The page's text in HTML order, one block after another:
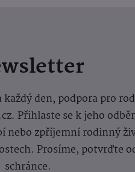
den, podpora pro
Přihlaste se k jeho
nebo zpříjemní rodinný
Prosíme, potvrďte
schránce.